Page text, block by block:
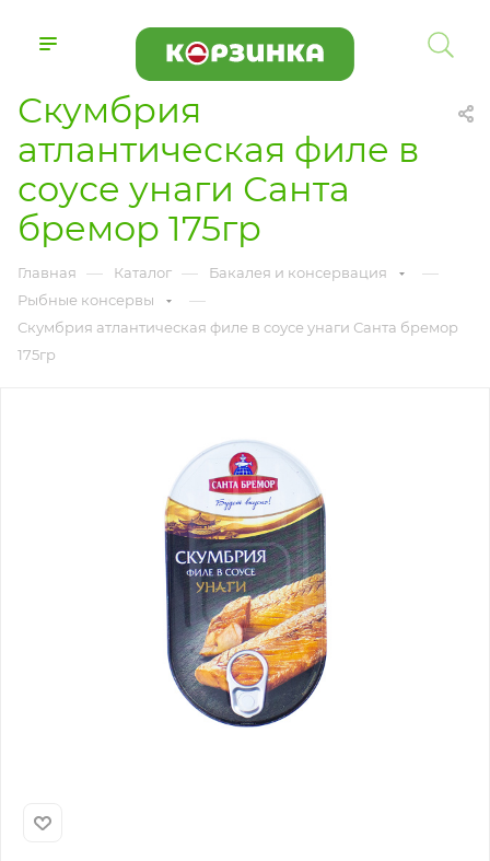
Скумбрия
атлантическая филе в
соусе унаги Санта
бремор 175гр
Главная — Каталог — Бакалея и консервация —
Рыбные консервы —
Скумбрия атлантическая филе в соусе унаги Санта бремор
175гр